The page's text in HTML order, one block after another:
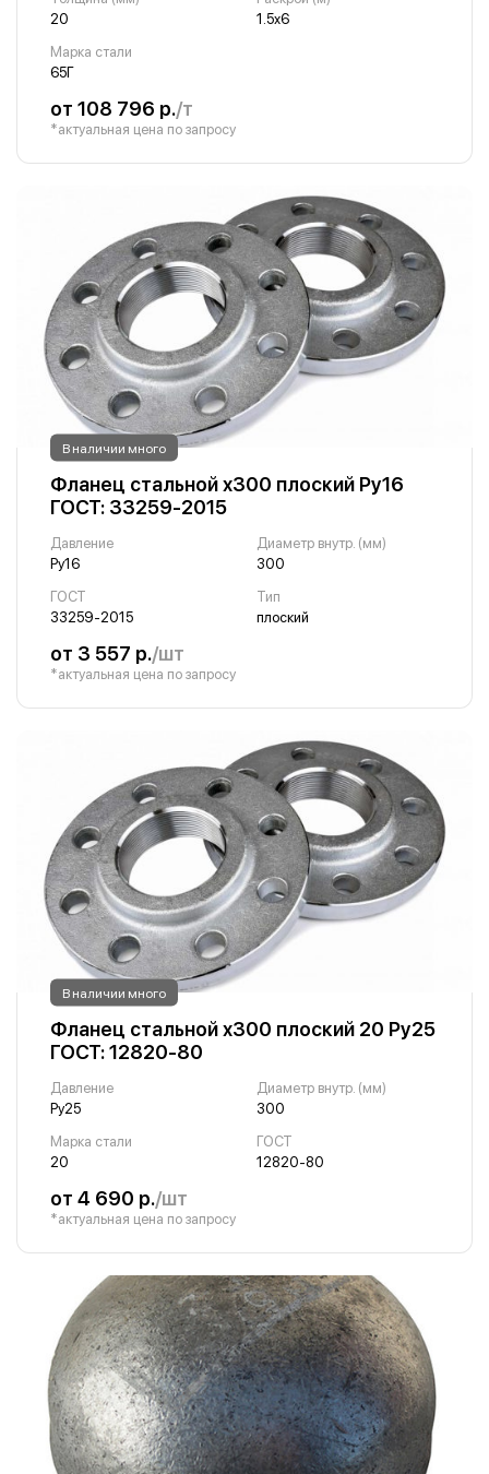
20
1.5х6
Марка стали
65Г
от 108 796 р./т
*актуальная цена по запросу
В наличии много
Фланец стальной х300 плоский Ру16
ГОСТ: 33259-2015
Давление
Ру16
Диаметр внутр. (мм)
300
ГОСТ
33259-2015
Тип
плоский
от 3 557 р./шт
*актуальная цена по запросу
В наличии много
Фланец стальной х300 плоский 20 Ру25
ГОСТ: 12820-80
Давление
Ру25
Диаметр внутр. (мм)
300
Марка стали
20
ГОСТ
12820-80
от 4 690 р./шт
*актуальная цена по запросу